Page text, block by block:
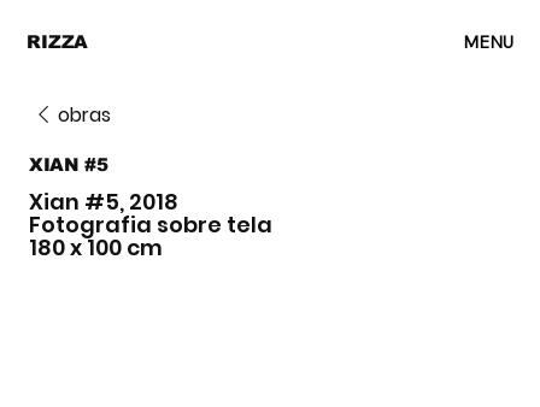
RIZZA MENU
obras
XIAN #5
Xian #5, 2018
Fotografia sobre tela
180 x 100 cm